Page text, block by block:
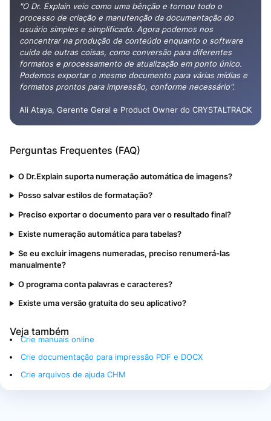
"O Dr. Explain veio como uma bênção e tornou todo o
processo de criação e manutenção da documentação do
usuário simples e simplificado. Agora podemos nos
concentrar na produção de conteúdo enquanto o software
cuida de outras coisas, como conversão para diferentes
formatos e processamento de atualização em ponto único.
Podemos exportar o mesmo documento para várias mídias e
formatos prontos para impressão, conforme necessário".
Ali Ataya, Gerente Geral e Product Owner do CRYSTALTRACK
Perguntas Frequentes (FAQ)
O Dr.Explain suporta numeração automática de imagens?
Posso salvar estilos de formatação?
Preciso exportar o documento para ver o resultado final?
Existe numeração automática para tabelas?
Se eu excluir imagens numeradas, preciso renumerá-las
manualmente?
O programa conta palavras e caracteres?
Existe uma versão gratuita do seu aplicativo?
Veja também
Crie manuais online
Crie documentação para impressão PDF e DOCX
Crie arquivos de ajuda CHM